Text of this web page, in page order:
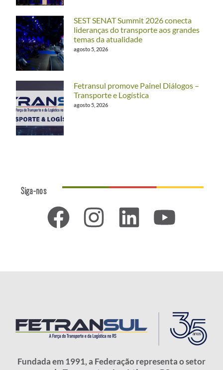
SEST SENAT Summit 2026 conecta
lideranças do transporte aos grandes
temas da atualidade
agosto 5, 2026
Fetransul promove Painel Diálogos –
Transporte e Logística
agosto 5, 2026
Siga-nos
Fundada em 1991, a Federação representa o setor